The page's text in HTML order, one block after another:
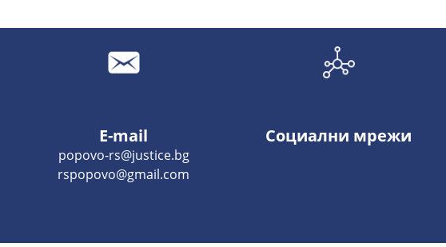
E-mail
popovo-rs@justice.bg
rspopovo@gmail.com
Социални мрежи